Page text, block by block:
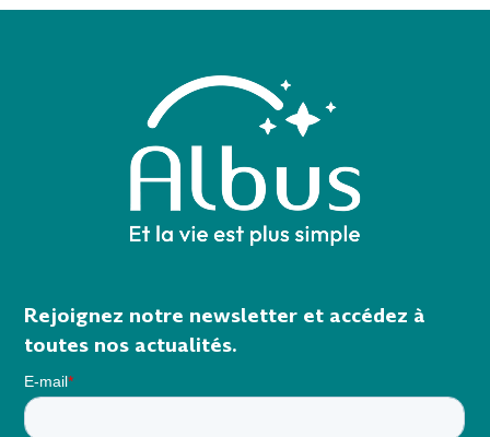
Rejoignez notre newsletter et accédez à
toutes nos actualités.